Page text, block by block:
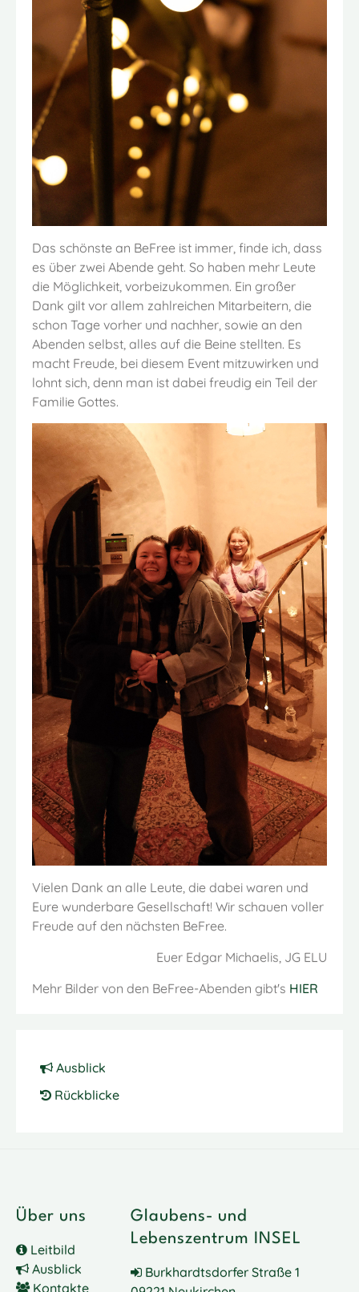
Das schönste an BeFree ist immer, finde ich, dass
es über zwei Abende geht. So haben mehr Leute
die Möglichkeit, vorbeizukommen. Ein großer
Dank gilt vor allem zahlreichen Mitarbeitern, die
schon Tage vorher und nachher, sowie an den
Abenden selbst, alles auf die Beine stellten. Es
macht Freude, bei diesem Event mitzuwirken und
lohnt sich, denn man ist dabei freudig ein Teil der
Familie Gottes.
Vielen Dank an alle Leute, die dabei waren und
Eure wunderbare Gesellschaft! Wir schauen voller
Freude auf den nächsten BeFree.
Euer Edgar Michaelis, JG ELU
Mehr Bilder von den BeFree-Abenden gibt's HIER
Ausblick
Rückblicke
Über uns
Leitbild
Ausblick
Kontakte
Glaubens- und
Lebenszentrum INSEL
Burkhardtsdorfer Straße 1